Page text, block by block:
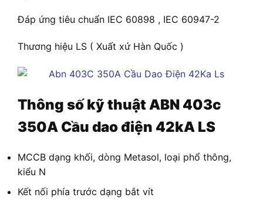
Đáp ứng tiêu chuẩn IEC 60898 , IEC 60947-2
Thương hiệu LS ( Xuất xứ Hàn Quốc )
Thông số kỹ thuậtABN 403c
350A Cầu dao điện 42kA LS
MCCB dạng khối, dòng Metasol, loại phổ thông,
kiểu N
Kết nối phía trước dạng bắt vít